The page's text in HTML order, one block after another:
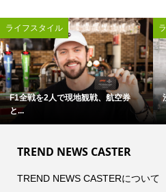
エンタメ
田中樹(SixTONES)アンバサダー就...
TREND NEWS CASTER
TREND NEWS CASTERについて